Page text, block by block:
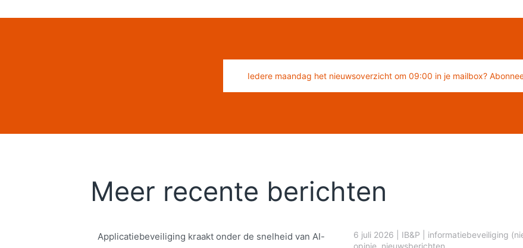
Iedere maandag het nieuwsoverzicht om 09:00 in je mailbox?
Meer recente berichten
Applicatiebeveiliging kraakt onder de snelheid van AI-
6 juli 2026 IB&P informatiebeveiliging